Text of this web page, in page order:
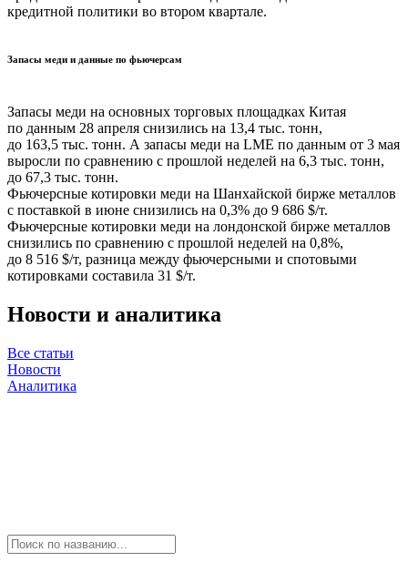
кредитной политики во втором квартале.
Запасы меди и данные по фьючерсам
Запасы меди на основных торговых площадках Китая
по данным 28 апреля снизились на 13,4 тыс. тонн,
до 163,5 тыс. тонн. А запасы меди на LME по данным от 3 мая
выросли по сравнению с прошлой неделей на 6,3 тыс. тонн,
до 67,3 тыс. тонн.
Фьючерсные котировки меди на Шанхайской бирже металлов
с поставкой в июне снизились на 0,3% до 9 686 $/т.
Фьючерсные котировки меди на лондонской бирже металлов
снизились по сравнению с прошлой неделей на 0,8%,
до 8 516 $/т, разница между фьючерсными и спотовыми
котировками составила 31 $/т.
Новости и аналитика
Все статьи
Новости
Аналитика